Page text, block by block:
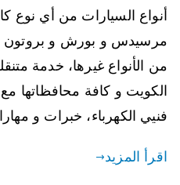
أنواع السيارات من أي نوع
مرسيدس و بورش و بروتون و
من الأنواع غيرها، خدمة
الكويت و كافة محافظاتها
فنيي الكهرباء، خبرات و
اقرأ المزيد